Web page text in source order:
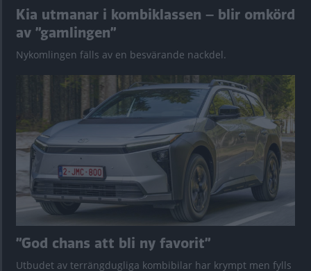
Kia utmanar i kombiklassen – blir omkörd
av ”gamlingen”
Nykomlingen fälls av en besvärande nackdel.
”God chans att bli ny favorit”
Utbudet av terrängdugliga kombibilar har krympt men fylls